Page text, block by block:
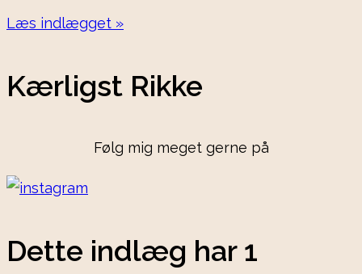
Læs indlægget »
Kærligst Rikke
Følg mig meget gerne på
Dette indlæg har 1